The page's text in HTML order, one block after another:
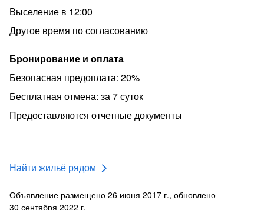
Выселение в 12:00
Другое время по согласованию
Бронирование и оплата
Безопасная предоплата: 20%
Бесплатная отмена: за 7 суток
Предоставляются отчетные документы
Найти жильё рядом
Объявление размещено 26 июня 2017 г., обновлено
30 сентября 2022 г.